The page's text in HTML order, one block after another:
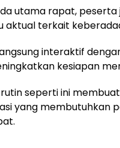
utama rapat, peserta
aktual terkait
interaktif
kesiapan
rutin seperti ini
yang membutuhkan